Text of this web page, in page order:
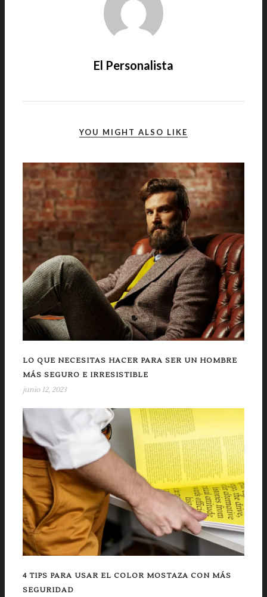
El Personalista
YOU MIGHT ALSO LIKE
LO QUE NECESITAS HACER PARA SER UN HOMBRE
MÁS SEGURO E IRRESISTIBLE
junio 12, 2023
4 TIPS PARA USAR EL COLOR MOSTAZA CON MÁS
SEGURIDAD